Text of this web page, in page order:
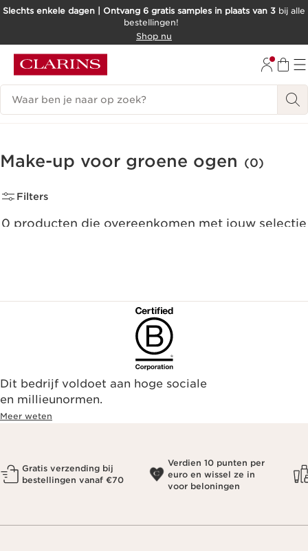
DOORGAAN NAAR INHOUD
Slechts enkele dagen | Ontvang 6 gratis samples in plaats van 3 bij alle
bestellingen!
Shop nu
Zoekgeschiedenis
Make-up voor groene ogen (0)
Filters
0 producten die overeenkomen met jouw selectie
Dit bedrijf voldoet aan hoge sociale
en millieunormen.
Meer weten
Gratis verzending bij
bestellingen vanaf €70
Verdien 10 punten per
euro en wissel ze in
voor beloningen